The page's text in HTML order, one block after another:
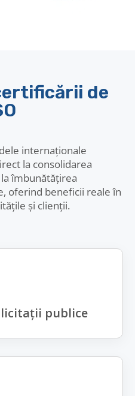
de
internaționale
la consolidarea
îmbunătățirea
oferind beneficii reale în
și clienții.
licitații publice